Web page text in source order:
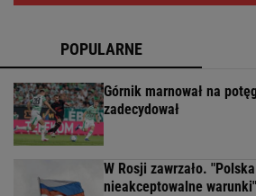
POPULARNE
Górnik marnował na
zadecydował
W Rosji zawrzało.
nieakceptowalne warunki"